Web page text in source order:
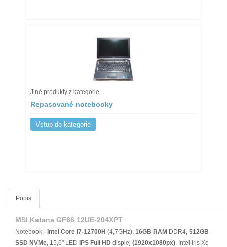
Jiné produkty z kategorie
Repasované notebooky
Vstup do kategorie
Popis
MSI Katana GF66 12UE-204XPT
Notebook - Intel Core i7-12700H (4,7GHz), 16GB RAM DDR4, 512GB
SSD NVMe, 15,6" LED IPS Full HD displej (1920x1080px), Intel Iris Xe